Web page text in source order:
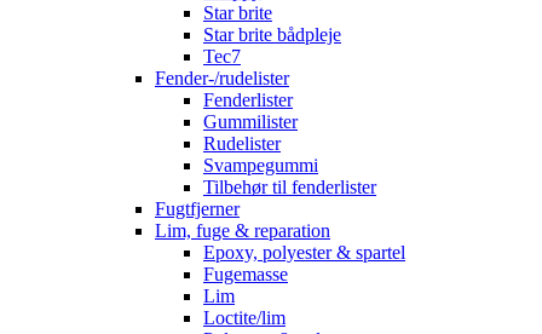
Star brite
Star brite bådpleje
Tec7
Fender-/rudelister
Fenderlister
Gummilister
Rudelister
Svampegummi
Tilbehør til fenderlister
Fugtfjerner
Lim, fuge & reparation
Epoxy, polyester & spartel
Fugemasse
Lim
Loctite/lim